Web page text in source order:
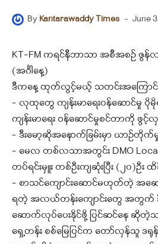
By Kantarawaddy Times - June
KT-FM ကရင်နီဘာသာ အစီအစဉ် ဇွန်လ
(အင်္ဂါနေ့)
ဒီကနေ့ ထုတ်လွင့်မယ့် သတင်းအကြော
– လုထုတွေ ကျန်းမာရေး၀န်ဆောင်မှု ပို
ကျန်းမာရေး ဝန်ဆောင်မှုစင်တာကို ဖွင့်
– ဒီးမော့ဆိုအနောက်ခြမ်းမှာ ယာဉ်တိုက်မှု
– မေလ တစ်လသာအတွင်း DMO
တပ်ရင်းမှူး တစ်ဦးကျဆုံးပြီး (၂၀)ဦး
– စာသင်ကျောင်းဆောင်မဟုတ်တဲ့ အဆ
ရတဲ့ အလယ်တန်းကျောင်းတွေ အတွက် ဒီ
ဆောက်လုပ်ပေးနိုင်ဖို့ ပြင်ဆင်နေ ဆိုတဲ့
ရှေ့တန်း စစ်မြေပြင်က တော်လှန်သူ ဒရု